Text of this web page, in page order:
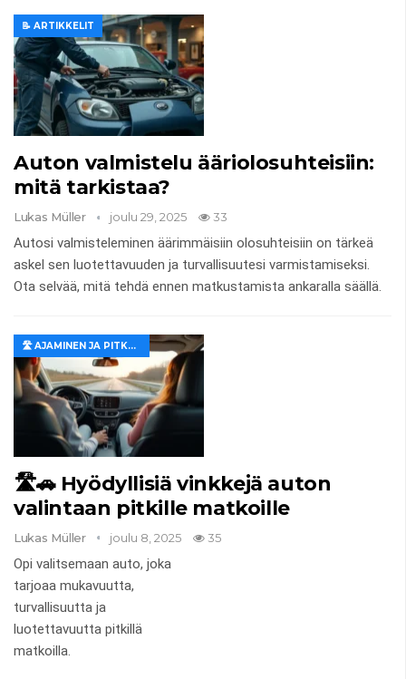
📝 ARTIKKELIT
Auton valmistelu ääriolosuhteisiin:
mitä tarkistaa?
Lukas Müller joulu 29, 2025 33
Autosi valmisteleminen äärimmäisiin olosuhteisiin on tärkeä
askel sen luotettavuuden ja turvallisuutesi varmistamiseksi.
Ota selvää, mitä tehdä ennen matkustamista ankaralla säällä.
🛣️ AJAMINEN JA PITKÄT MATKAT
🛣️🚗 Hyödyllisiä vinkkejä auton
valintaan pitkille matkoille
Lukas Müller joulu 8, 2025 35
Opi valitsemaan auto, joka
tarjoaa mukavuutta,
turvallisuutta ja
luotettavuutta pitkillä
matkoilla.